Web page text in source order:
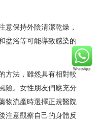
意保持外陰清潔乾燥，
盆浴等可能導致感染的
方法，雖然具有相對較
險。女性朋友們應充分
物流產時選擇正規醫院
注意觀察自己的身體反